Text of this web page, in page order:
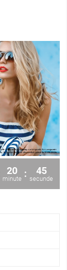
20
minute : 45
secunde